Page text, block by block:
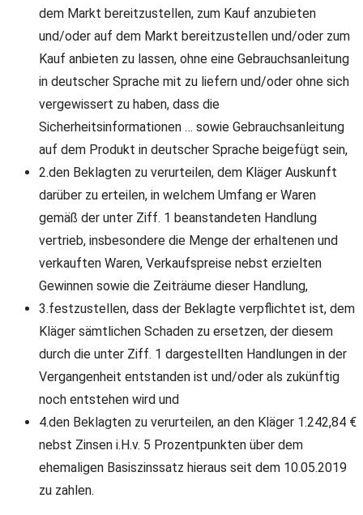
dem Markt bereitzustellen, zum Kauf anzubieten
und/oder auf dem Markt bereitzustellen und/oder zum
Kauf anbieten zu lassen, ohne eine Gebrauchsanleitung
in deutscher Sprache mit zu liefern und/oder ohne sich
vergewissert zu haben, dass die
Sicherheitsinformationen … sowie Gebrauchsanleitung
auf dem Produkt in deutscher Sprache beigefügt sein,
2.den Beklagten zu verurteilen, dem Kläger Auskunft
darüber zu erteilen, in welchem Umfang er Waren
gemäß der unter Ziff. 1 beanstandeten Handlung
vertrieb, insbesondere die Menge der erhaltenen und
verkauften Waren, Verkaufspreise nebst erzielten
Gewinnen sowie die Zeiträume dieser Handlung,
3.festzustellen, dass der Beklagte verpflichtet ist, dem
Kläger sämtlichen Schaden zu ersetzen, der diesem
durch die unter Ziff. 1 dargestellten Handlungen in der
Vergangenheit entstanden ist und/oder als zukünftig
noch entstehen wird und
4.den Beklagten zu verurteilen, an den Kläger 1.242,84 €
nebst Zinsen i.H.v. 5 Prozentpunkten über dem
ehemaligen Basiszinssatz hieraus seit dem 10.05.2019
zu zahlen.